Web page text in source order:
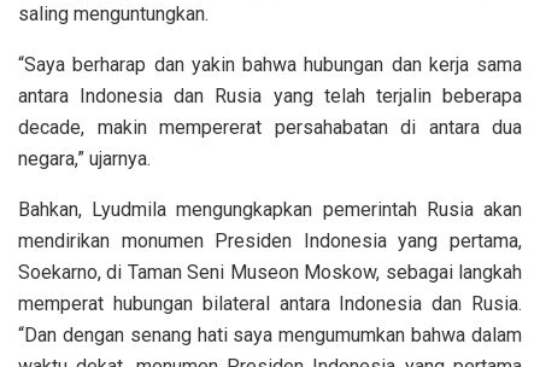
saling menguntungkan.
“Saya berharap dan yakin bahwa hubungan dan kerja sama
antara Indonesia dan Rusia yang telah terjalin beberapa
decade, makin mempererat persahabatan di antara dua
negara,” ujarnya.
Bahkan, Lyudmila mengungkapkan pemerintah Rusia akan
mendirikan monumen Presiden Indonesia yang pertama,
Soekarno, di Taman Seni Museon Moskow, sebagai langkah
memperat hubungan bilateral antara Indonesia dan Rusia.
“Dan dengan senang hati saya mengumumkan bahwa dalam